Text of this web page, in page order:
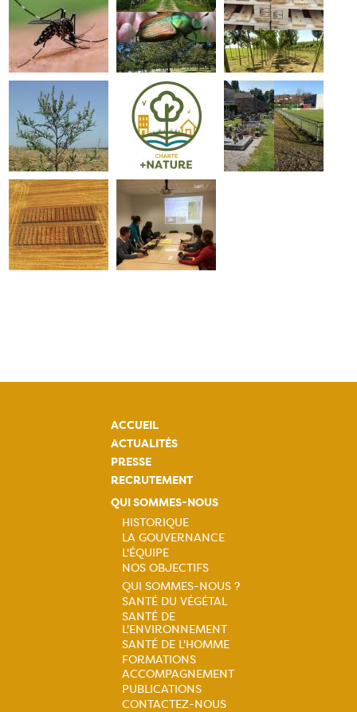
ACCUEIL
ACTUALITÉS
PRESSE
RECRUTEMENT
QUI SOMMES-NOUS
Navigation
principale
HISTORIQUE
LA GOUVERNANCE
L'ÉQUIPE
NOS OBJECTIFS
Navigation
principale
QUI SOMMES-NOUS ?
SANTÉ DU VÉGÉTAL
SANTÉ DE
L'ENVIRONNEMENT
SANTÉ DE L'HOMME
FORMATIONS
ACCOMPAGNEMENT
PUBLICATIONS
CONTACTEZ-NOUS